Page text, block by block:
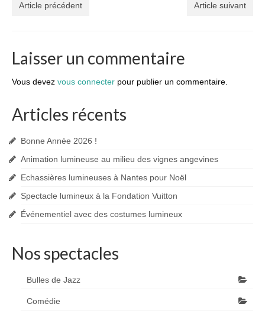
Article précédent Article suivant
Laisser un commentaire
Vous devez vous connecter pour publier un commentaire.
Articles récents
Bonne Année 2026 !
Animation lumineuse au milieu des vignes angevines
Echassières lumineuses à Nantes pour Noël
Spectacle lumineux à la Fondation Vuitton
Événementiel avec des costumes lumineux
Nos spectacles
Bulles de Jazz
Comédie